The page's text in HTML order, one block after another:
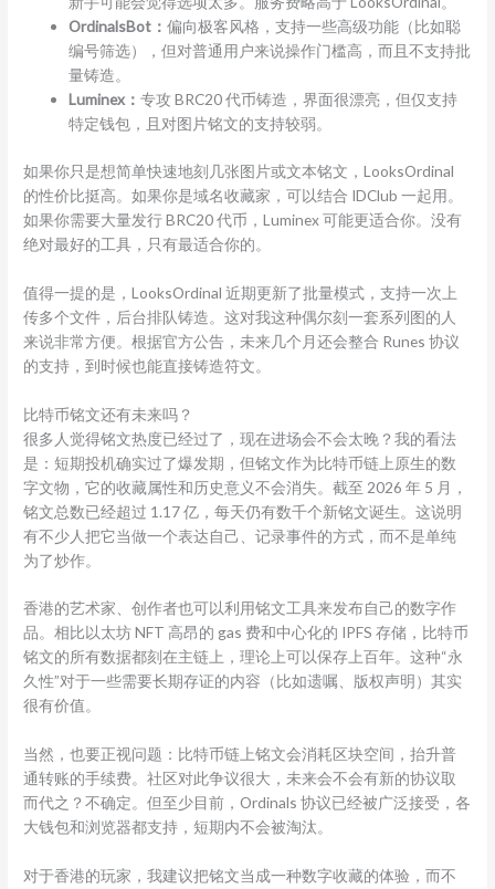
OrdinalsBot：偏向极客风格，支持一些高级功能（比如聪
编号筛选），但对普通用户来说操作门槛高，而且不支持批
量铸造。
Luminex：专攻 BRC20 代币铸造，界面很漂亮，但仅支持
特定钱包，且对图片铭文的支持较弱。
如果你只是想简单快速地刻几张图片或文本铭文，LooksOrdinal
的性价比挺高。如果你是域名收藏家，可以结合 IDClub 一起用。
如果你需要大量发行 BRC20 代币，Luminex 可能更适合你。没有
绝对最好的工具，只有最适合你的。
值得一提的是，LooksOrdinal 近期更新了批量模式，支持一次上
传多个文件，后台排队铸造。这对我这种偶尔刻一套系列图的人
来说非常方便。根据官方公告，未来几个月还会整合 Runes 协议
的支持，到时候也能直接铸造符文。
比特币铭文还有未来吗？
很多人觉得铭文热度已经过了，现在进场会不会太晚？我的看法
是：短期投机确实过了爆发期，但铭文作为比特币链上原生的数
字文物，它的收藏属性和历史意义不会消失。截至 2026 年 5 月，
铭文总数已经超过 1.17 亿，每天仍有数千个新铭文诞生。这说明
有不少人把它当做一个表达自己、记录事件的方式，而不是单纯
为了炒作。
香港的艺术家、创作者也可以利用铭文工具来发布自己的数字作
品。相比以太坊 NFT 高昂的 gas 费和中心化的 IPFS 存储，比特币
铭文的所有数据都刻在主链上，理论上可以保存上百年。这种“永
久性”对于一些需要长期存证的内容（比如遗嘱、版权声明）其实
很有价值。
当然，也要正视问题：比特币链上铭文会消耗区块空间，抬升普
通转账的手续费。社区对此争议很大，未来会不会有新的协议取
而代之？不确定。但至少目前，Ordinals 协议已经被广泛接受，各
大钱包和浏览器都支持，短期内不会被淘汰。
对于香港的玩家，我建议把铭文当成一种数字收藏的体验，而不